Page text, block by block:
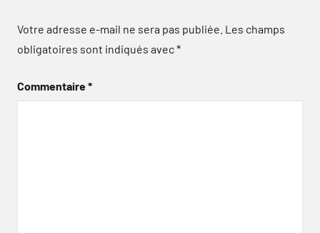
Votre adresse e-mail ne sera pas publiée. Les champs
obligatoires sont indiqués avec*
Commentaire*